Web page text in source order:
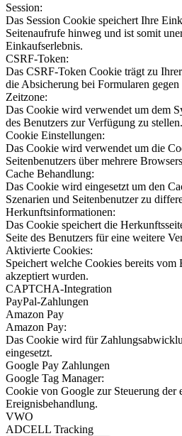
Session:
Das Session Cookie speichert Ihre
Seitenaufrufe hinweg und ist somit
Einkaufserlebnis.
CSRF-Token:
Das CSRF-Token Cookie trägt zu
die Absicherung bei Formularen
Zeitzone:
Das Cookie wird verwendet um dem
des Benutzers zur Verfügung zu stellen.
Cookie Einstellungen:
Das Cookie wird verwendet um die
Seitenbenutzers über mehrere
Cache Behandlung:
Das Cookie wird eingesetzt um den
Szenarien und Seitenbenutzer zu
Herkunftsinformationen:
Das Cookie speichert die
Seite des Benutzers für eine weitere
Aktivierte Cookies:
Speichert welche Cookies bereits vom
akzeptiert wurden.
CAPTCHA-Integration
PayPal-Zahlungen
Amazon Pay
Amazon Pay:
Das Cookie wird für
eingesetzt.
Google Pay Zahlungen
Google Tag Manager:
Cookie von Google zur Steuerung der
Ereignisbehandlung.
VWO
ADCELL Tracking